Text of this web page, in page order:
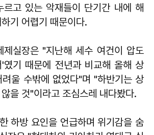
르고 있는 악재들이 단기간 내에 해
기 어렵기 때문이다.
제실장은 "지난해 세수 여건이 압도
였기 때문에 전년과 비교해 올해 상
울 수밖에 없었다"며 "하반기는 상
을 것"이라고 조심스레 내다봤다.
하방 요인을 언급하며 위기감을 숨